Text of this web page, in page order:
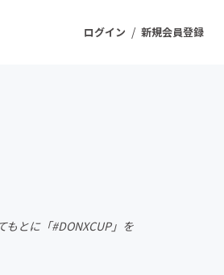
ログイン / 新規会員登録
ョン
もとに「#DONXCUP」を